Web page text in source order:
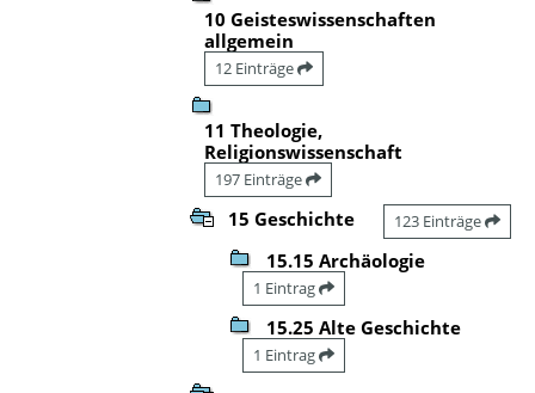
10 Geisteswissenschaften
allgemein
12 Einträge
11 Theologie,
Religionswissenschaft
197 Einträge
15 Geschichte 123 Einträge
15.15 Archäologie
1 Eintrag
15.25 Alte Geschichte
1 Eintrag